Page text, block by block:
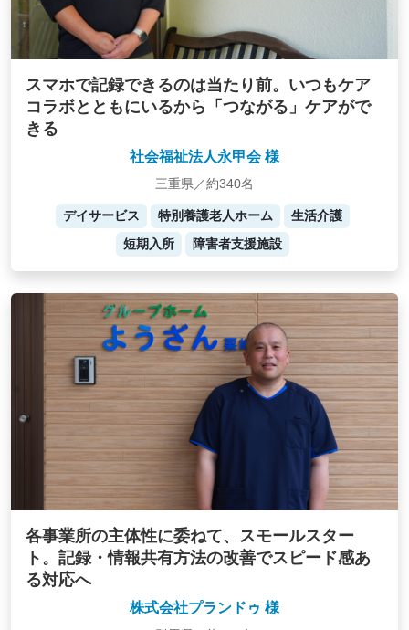
スマホで記録できるのは当たり前。いつもケア
コラボとともにいるから「つながる」ケアがで
きる
社会福祉法人永甲会 様
三重県／約340名
デイサービス 特別養護老人ホーム
生活介護
短期入所
障害者支援施設
各事業所の主体性に委ねて、スモールスター
ト。記録・情報共有方法の改善でスピード感あ
る対応へ
株式会社プランドゥ 様